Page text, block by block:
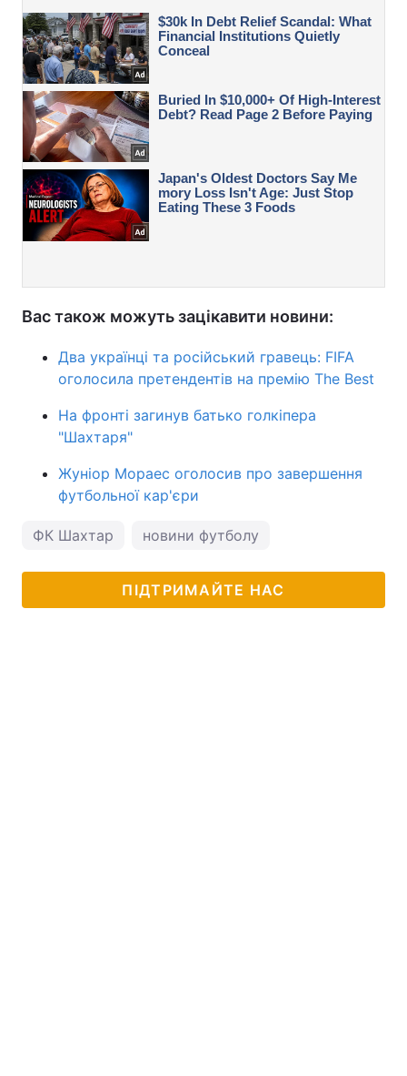
Вас також можуть зацікавити новини:
Два українці та російський гравець: FIFA
оголосила претендентів на премію The Best
На фронті загинув батько голкіпера
"Шахтаря"
Жуніор Мораес оголосив про завершення
футбольної кар'єри
ФК Шахтар новини футболу
ПІДТРИМАЙТЕ НАС